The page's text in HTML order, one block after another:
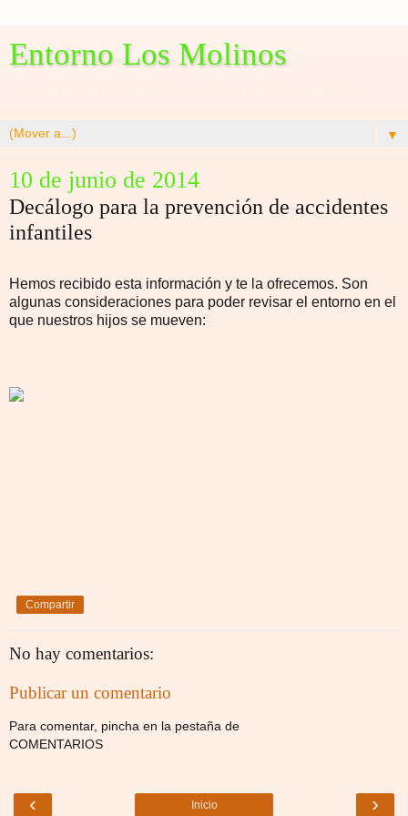
Entorno Los Molinos
▼
10 de junio de 2014
Decálogo para la prevención de accidentes
infantiles
Hemos recibido esta información y te la ofrecemos. Son
algunas consideraciones para poder revisar el entorno en el
que nuestros hijos se mueven:
Compartir
No hay comentarios:
Publicar un comentario
Para comentar, pincha en la pestaña de
COMENTARIOS
‹ ›
Inicio